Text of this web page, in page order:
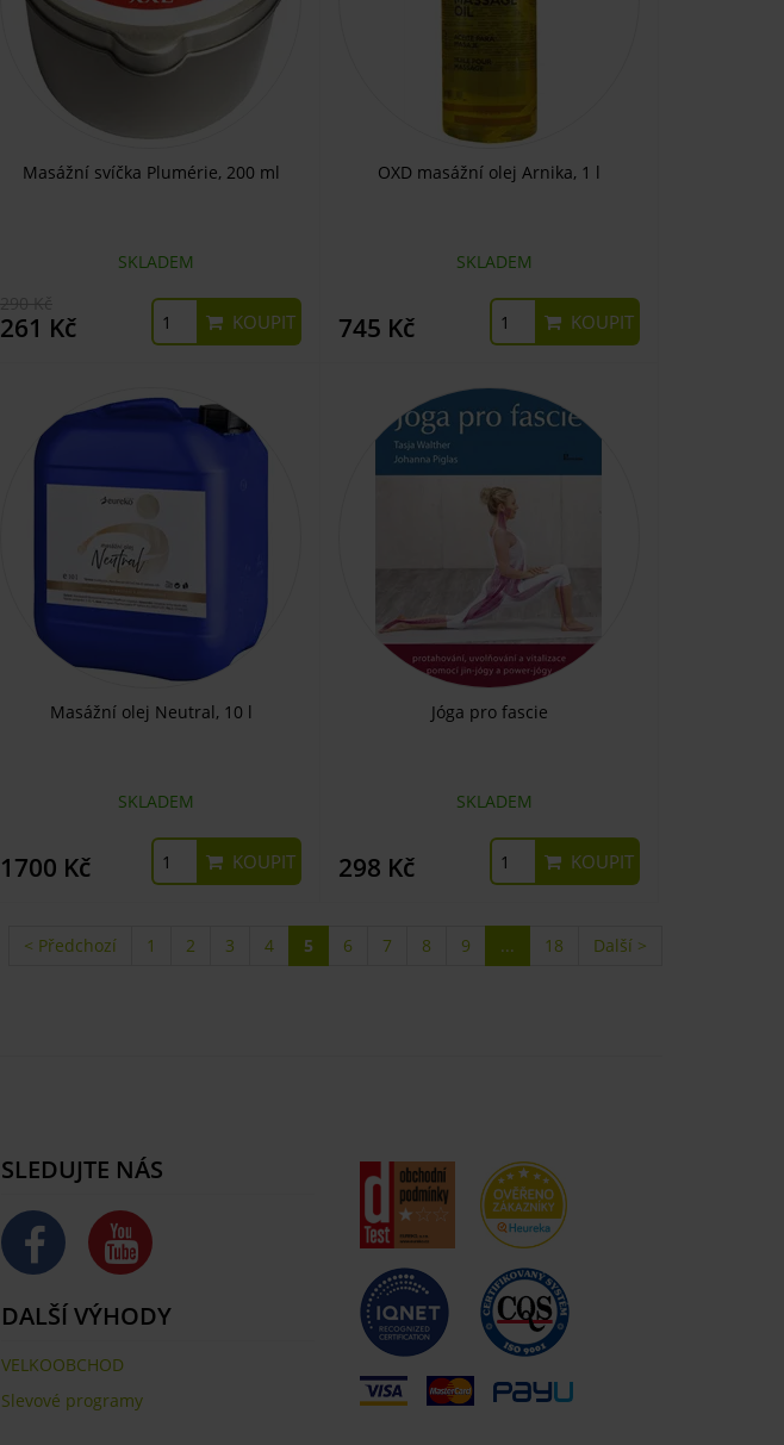
Masážní svíčka Plumérie, 200 ml
SKLADEM
261 Kč KOUPIT
OXD masážní olej Arnika, 1 l
SKLADEM
745 Kč KOUPIT
Masážní olej Neutral, 10 l
SKLADEM
1700 Kč KOUPIT
Jóga pro fascie
SKLADEM
298 Kč KOUPIT
< Předchozí 1 2 3 4 5 6 7 8 9 ... 18 Další >
SLEDUJTE NÁS
DALŠÍ VÝHODY
VELKOOBCHOD
Slevové programy